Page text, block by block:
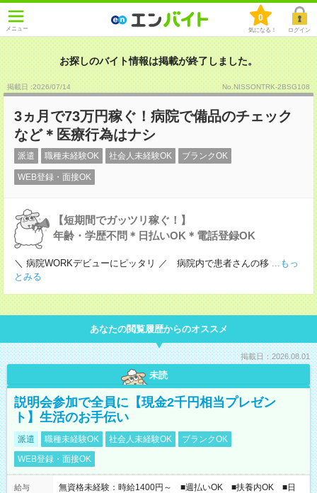
メニュー
0
気になる！ ログイン
お探しのバイト情報は掲載が終了しました。
掲載日 :2026/07/14 No.NISSONTRK-2BSG108
3ヵ月で73万円稼ぐ！病院で備品のチェック
など＊医療行為はナシ
派遣 職種未経験OK 社会人未経験OK ブランクOK
WEB登録・面接OK
【短期間でガッツリ稼ぐ！】
年齢・学歴不問＊日払いOK＊電話登録OK
＼ 病院WORKデビューにピッタリ ／ 病院内で患者さんの移 ...もっ
とみる
あなたの閲覧履歴からのオススメ
掲載日：2026.08.01
未読
説明会参加で全員に【現金2千円相当プレゼン
ト】生活のお手伝い
派遣 職種未経験OK 社会人未経験OK
ブランクOK
WEB登録・面接OK
給与
無資格未経験：時給1400円～ ■週払いOK ■扶養内OK ■日